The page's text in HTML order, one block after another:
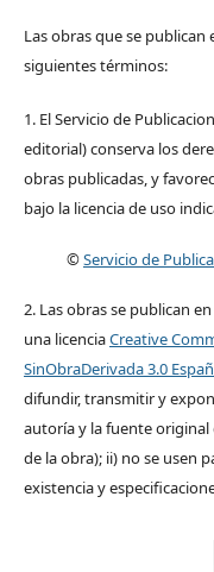
Las obras que se publican
siguientes términos:
1. El Servicio de
editorial) conserva los
obras publicadas, y
bajo la licencia de uso
©Servicio de
2. Las obras se publican
una licenciaCreative
SinObraDerivada 3.0
difundir, transmitir y
autoría y la fuente original
de la obra); ii) no se usen
existencia y